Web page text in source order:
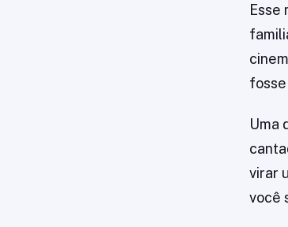
Esse
Uma
virar
você